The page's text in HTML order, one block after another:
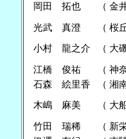
岡田 拓也 （ 金
光武 真澄 （ 桜
小村 龍之介 （ 大
江橋 俊祐 （ 神
石森 絵里香
（ 湘
木嶋 麻美 （ 大
竹田 瑞稀 （ 新